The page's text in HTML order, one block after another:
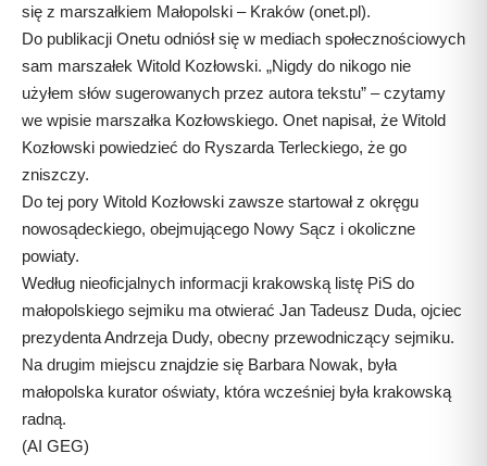
się z marszałkiem Małopolski – Kraków (onet.pl).
Do publikacji Onetu odniósł się w mediach społecznościowych
sam marszałek Witold Kozłowski. „Nigdy do nikogo nie
użyłem słów sugerowanych przez autora tekstu” – czytamy
we wpisie marszałka Kozłowskiego. Onet napisał, że Witold
Kozłowski powiedzieć do Ryszarda Terleckiego, że go
zniszczy.
Do tej pory Witold Kozłowski zawsze startował z okręgu
nowosądeckiego, obejmującego Nowy Sącz i okoliczne
powiaty.
Według nieoficjalnych informacji krakowską listę PiS do
małopolskiego sejmiku ma otwierać Jan Tadeusz Duda, ojciec
prezydenta Andrzeja Dudy, obecny przewodniczący sejmiku.
Na drugim miejscu znajdzie się Barbara Nowak, była
małopolska kurator oświaty, która wcześniej była krakowską
radną.
(AI GEG)